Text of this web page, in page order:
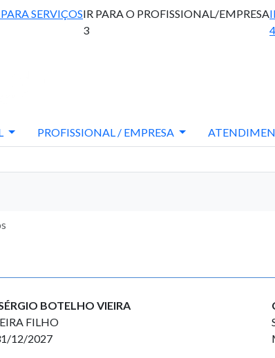
SERVIÇOSIR PARA O PROFISSIONAL/EMPRESA
3
4
PROFISSIONAL / EMPRESA
BOTELHO VIEIRA
FILHO
12/2027